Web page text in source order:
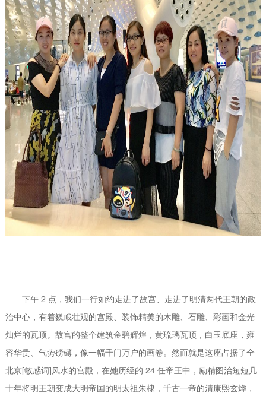
下午 2 点，我们一行如约走进了故宫、走进了明清两代王朝的政
治中心，有着巍峨壮观的宫殿、装饰精美的木雕、石雕、彩画和金光
灿烂的瓦顶。故宫的整个建筑金碧辉煌，黄琉璃瓦顶，白玉底座，雍
容华贵、气势磅礴，像一幅千门万户的画卷。然而就是这座占据了全
北京[敏感词]风水的宫殿，在她历经的 24 任帝王中，励精图治短短几
十年将明王朝变成大明帝国的明太祖朱棣，千古一帝的清康熙玄烨，